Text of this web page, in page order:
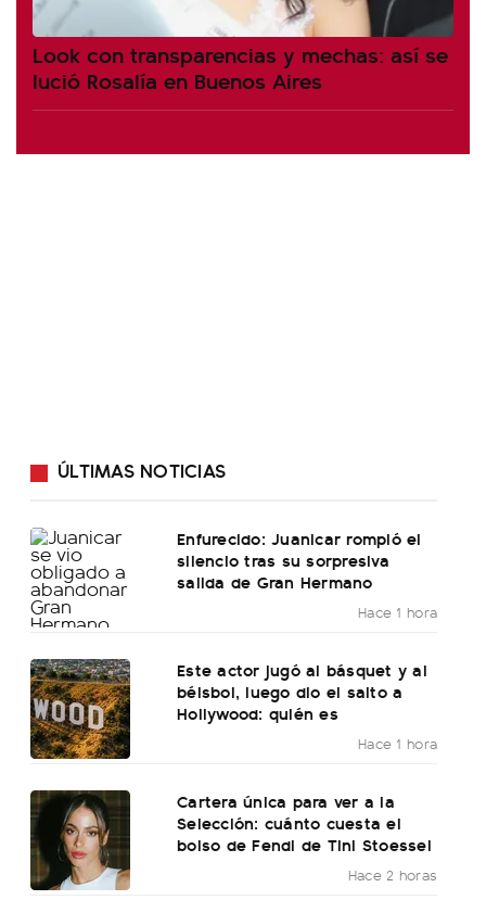
Look con transparencias y mechas: así se
lució Rosalía en Buenos Aires
ÚLTIMAS NOTICIAS
Enfurecido: Juanicar rompió el
silencio tras su sorpresiva
salida de Gran Hermano
Hace 1 hora
Este actor jugó al básquet y al
béisbol, luego dio el salto a
Hollywood: quién es
Hace 1 hora
Cartera única para ver a la
Selección: cuánto cuesta el
bolso de Fendi de Tini Stoessel
Hace 2 horas